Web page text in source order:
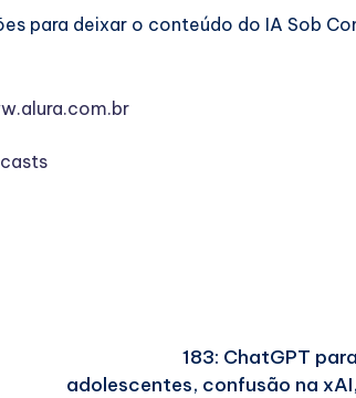
para deixar o conteúdo do IA Sob
183: ChatGPT para
adolescentes, confusão na xAI,